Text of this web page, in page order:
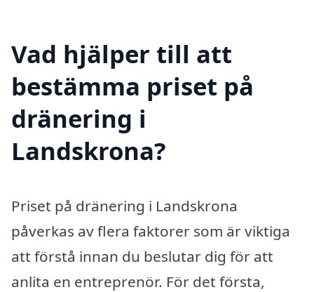
Vad hjälper till att
bestämma priset på
dränering i
Landskrona?
Priset på dränering i Landskrona
påverkas av flera faktorer som är viktiga
att förstå innan du beslutar dig för att
anlita en entreprenör. För det första,